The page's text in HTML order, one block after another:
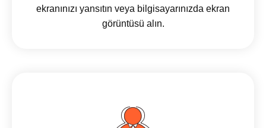
ekranınızı yansıtın veya bilgisayarınızda ekran
görüntüsü alın.